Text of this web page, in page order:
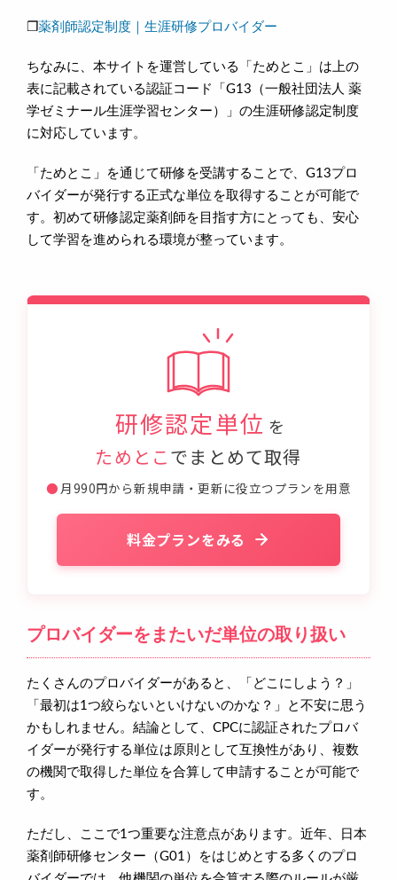
❐薬剤師認定制度｜生涯研修プロバイダー
ちなみに、本サイトを運営している「ためとこ」は上の
表に記載されている認証コード「G13（一般社団法人 薬
学ゼミナール生涯学習センター）」の生涯研修認定制度
に対応しています。
「ためとこ」を通じて研修を受講することで、G13プロ
バイダーが発行する正式な単位を取得することが可能で
す。初めて研修認定薬剤師を目指す方にとっても、安心
して学習を進められる環境が整っています。
研修認定単位 を
ためとこでまとめて取得
● 月990円から新規申請・更新に役立つプランを用意
料金プランをみる
プロバイダーをまたいだ単位の取り扱い
たくさんのプロバイダーがあると、「どこにしよう？」
「最初は1つ絞らないといけないのかな？」と不安に思う
かもしれません。結論として、CPCに認証されたプロバ
イダーが発行する単位は原則として互換性があり、複数
の機関で取得した単位を合算して申請することが可能で
す。
ただし、ここで1つ重要な注意点があります。近年、日本
薬剤師研修センター（G01）をはじめとする多くのプロ